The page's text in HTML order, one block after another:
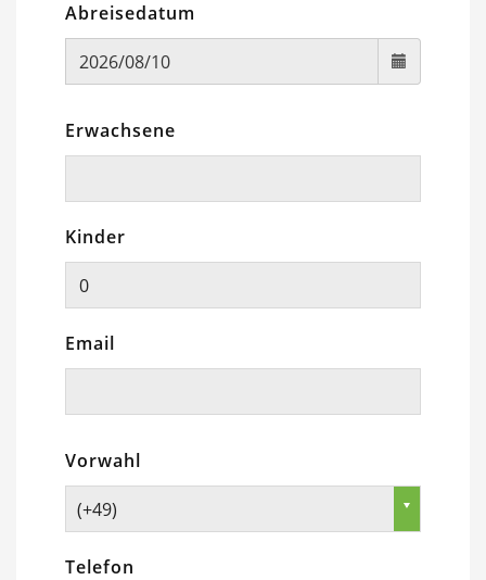
Abreisedatum
Erwachsene
Kinder
Email
Vorwahl
(+49)
Telefon